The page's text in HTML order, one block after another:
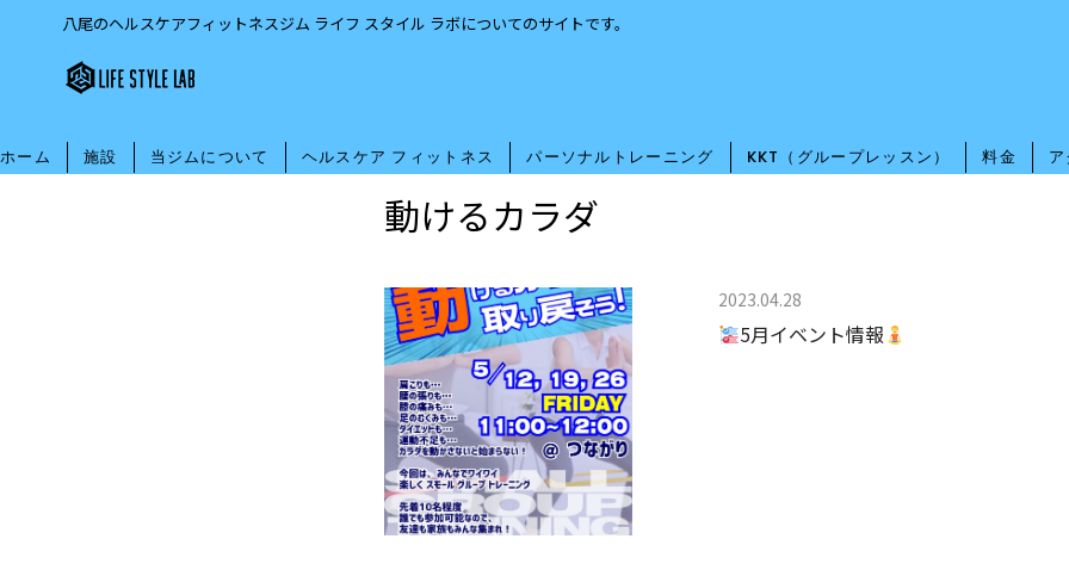
八尾のヘルスケアフィットネスジム ライフ スタイル ラボについてのサイトです。
ホーム 施設 当ジムについて ヘルスケア フィットネス パーソナルトレーニング KKT（グループレッスン） 料金
動けるカラダ
2023.04.28
5月イベント情報